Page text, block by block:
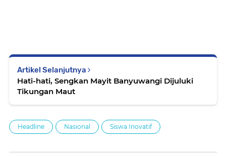
Artikel Selanjutnya
Hati-hati, Sengkan Mayit Banyuwangi Dijuluki
Tikungan Maut
Headline Nasional Siswa Inovatif